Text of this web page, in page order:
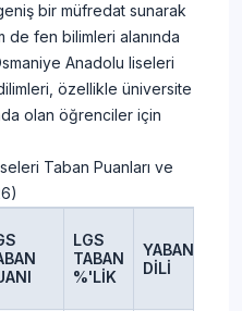
bir müfredat sunarak
fen bilimleri alanında
Anadolu liseleri
özellikle üniversite
olan öğrenciler için
Taban Puanları ve
LGS
TABAN
%'LİK
YABANCI
DİLİ